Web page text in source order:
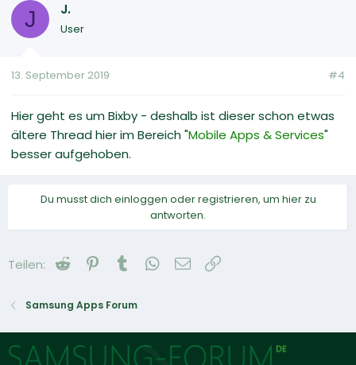
J J.
User
13. September 2019 #4
Hier geht es um Bixby - deshalb ist dieser schon etwas
ältere Thread hier im Bereich "Mobile Apps & Services"
besser aufgehoben.
Du musst dich einloggen oder registrieren, um hier zu
antworten.
Teilen: Reddit Pinterest
Tumblr WhatsApp
E-Mail
Samsung Apps Forum